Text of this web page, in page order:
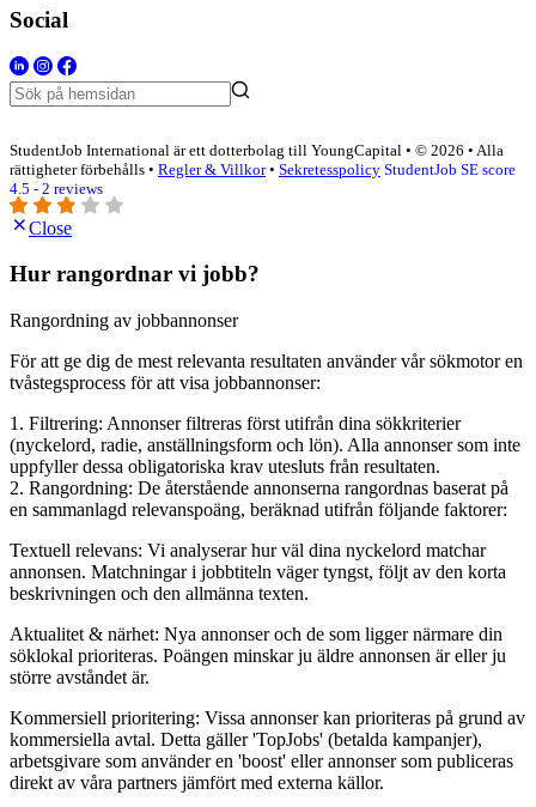
Social
StudentJob International är ett dotterbolag till YoungCapital • © 2026 • Alla
rättigheter förbehålls • Regler & Villkor• Sekretesspolicy StudentJob SE score
4.5 - 2 reviews
Close
Hur rangordnar vi jobb?
Rangordning av jobbannonser
För att ge dig de mest relevanta resultaten använder vår sökmotor en
tvåstegsprocess för att visa jobbannonser:
1. Filtrering: Annonser filtreras först utifrån dina sökkriterier
(nyckelord, radie, anställningsform och lön). Alla annonser som inte
uppfyller dessa obligatoriska krav utesluts från resultaten.
2. Rangordning: De återstående annonserna rangordnas baserat på
en sammanlagd relevanspoäng, beräknad utifrån följande faktorer:
Textuell relevans: Vi analyserar hur väl dina nyckelord matchar
annonsen. Matchningar i jobbtiteln väger tyngst, följt av den korta
beskrivningen och den allmänna texten.
Aktualitet & närhet: Nya annonser och de som ligger närmare din
söklokal prioriteras. Poängen minskar ju äldre annonsen är eller ju
större avståndet är.
Kommersiell prioritering: Vissa annonser kan prioriteras på grund av
kommersiella avtal. Detta gäller 'TopJobs' (betalda kampanjer),
arbetsgivare som använder en 'boost' eller annonser som publiceras
direkt av våra partners jämfört med externa källor.